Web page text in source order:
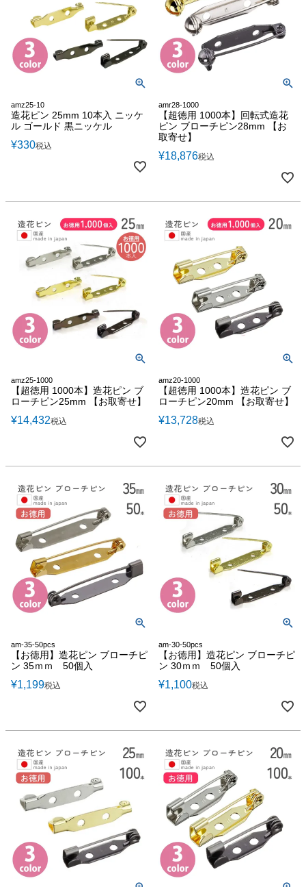
amz25-10
造花ピン 25mm 10本入 ニッケ
ル ゴールド 黒ニッケル
¥330税込
amr28-1000
【超徳用 1000本】回転式造花
ピン ブローチピン28mm 【お
取寄せ】
¥18,876税込
amz25-1000
【超徳用 1000本】造花ピン ブ
ローチピン25mm 【お取寄せ】
¥14,432税込
amz20-1000
【超徳用 1000本】造花ピン ブ
ローチピン20mm 【お取寄せ】
¥13,728税込
am-35-50pcs
【お徳用】造花ピン ブローチピ
ン 35ｍｍ 50個入
¥1,199税込
am-30-50pcs
【お徳用】造花ピン ブローチピ
ン 30ｍｍ 50個入
¥1,100税込